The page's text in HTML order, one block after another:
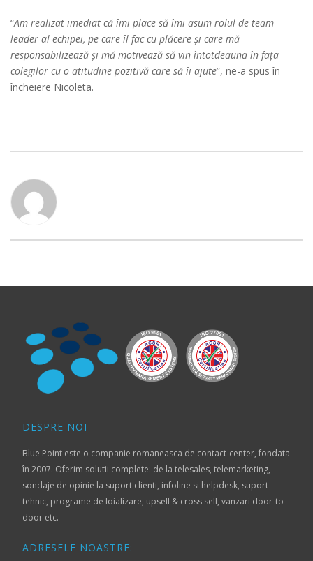
“Am realizat imediat că îmi place să îmi asum rolul de team
leader al echipei, pe care îl fac cu plăcere și care mă
responsabilizează și mă motivează să vin întotdeauna în fața
colegilor cu o atitudine pozitivă care să îi ajute”, ne-a spus în
încheiere Nicoleta.
DESPRE NOI
Blue Point este o companie romaneasca de contact-center, fondata
în 2007. Oferim solutii complete: de la telesales, telemarketing,
sondaje de opinie la suport clienti, infoline si helpdesk, suport
tehnic, programe de loializare, upsell & cross sell, vanzari door-to-
door etc.
ADRESELE NOASTRE: